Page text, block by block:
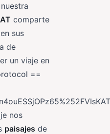
comparte
sus
de
un viaje en
==
nos
paisajes de